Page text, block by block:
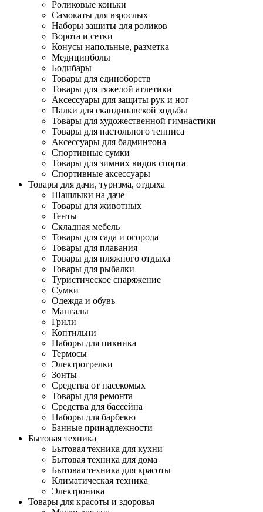
Роликовые коньки
Самокаты для взрослых
Наборы защиты для роликов
Ворота и сетки
Конусы напольные, разметка
Медицинболы
Бодибары
Товары для единоборств
Товары для тяжелой атлетики
Аксессуары для защиты рук и ног
Палки для скандинавской ходьбы
Товары для художественной гимнастики
Товары для настольного тенниса
Аксессуары для бадминтона
Спортивные сумки
Товары для зимних видов спорта
Спортивные аксессуары
Товары для дачи, туризма, отдыха
Шашлыки на даче
Товары для животных
Тенты
Складная мебель
Товары для сада и огорода
Товары для плавания
Товары для пляжного отдыха
Товары для рыбалки
Туристическое снаряжение
Сумки
Одежда и обувь
Мангалы
Грили
Коптильни
Наборы для пикника
Термосы
Электрогрелки
Зонты
Средства от насекомых
Товары для ремонта
Средства для бассейна
Наборы для барбекю
Банные принадлежности
Бытовая техника
Бытовая техника для кухни
Бытовая техника для дома
Бытовая техника для красоты
Климатическая техника
Электроника
Товары для красоты и здоровья